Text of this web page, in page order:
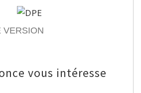
VERSION
vous intéresse